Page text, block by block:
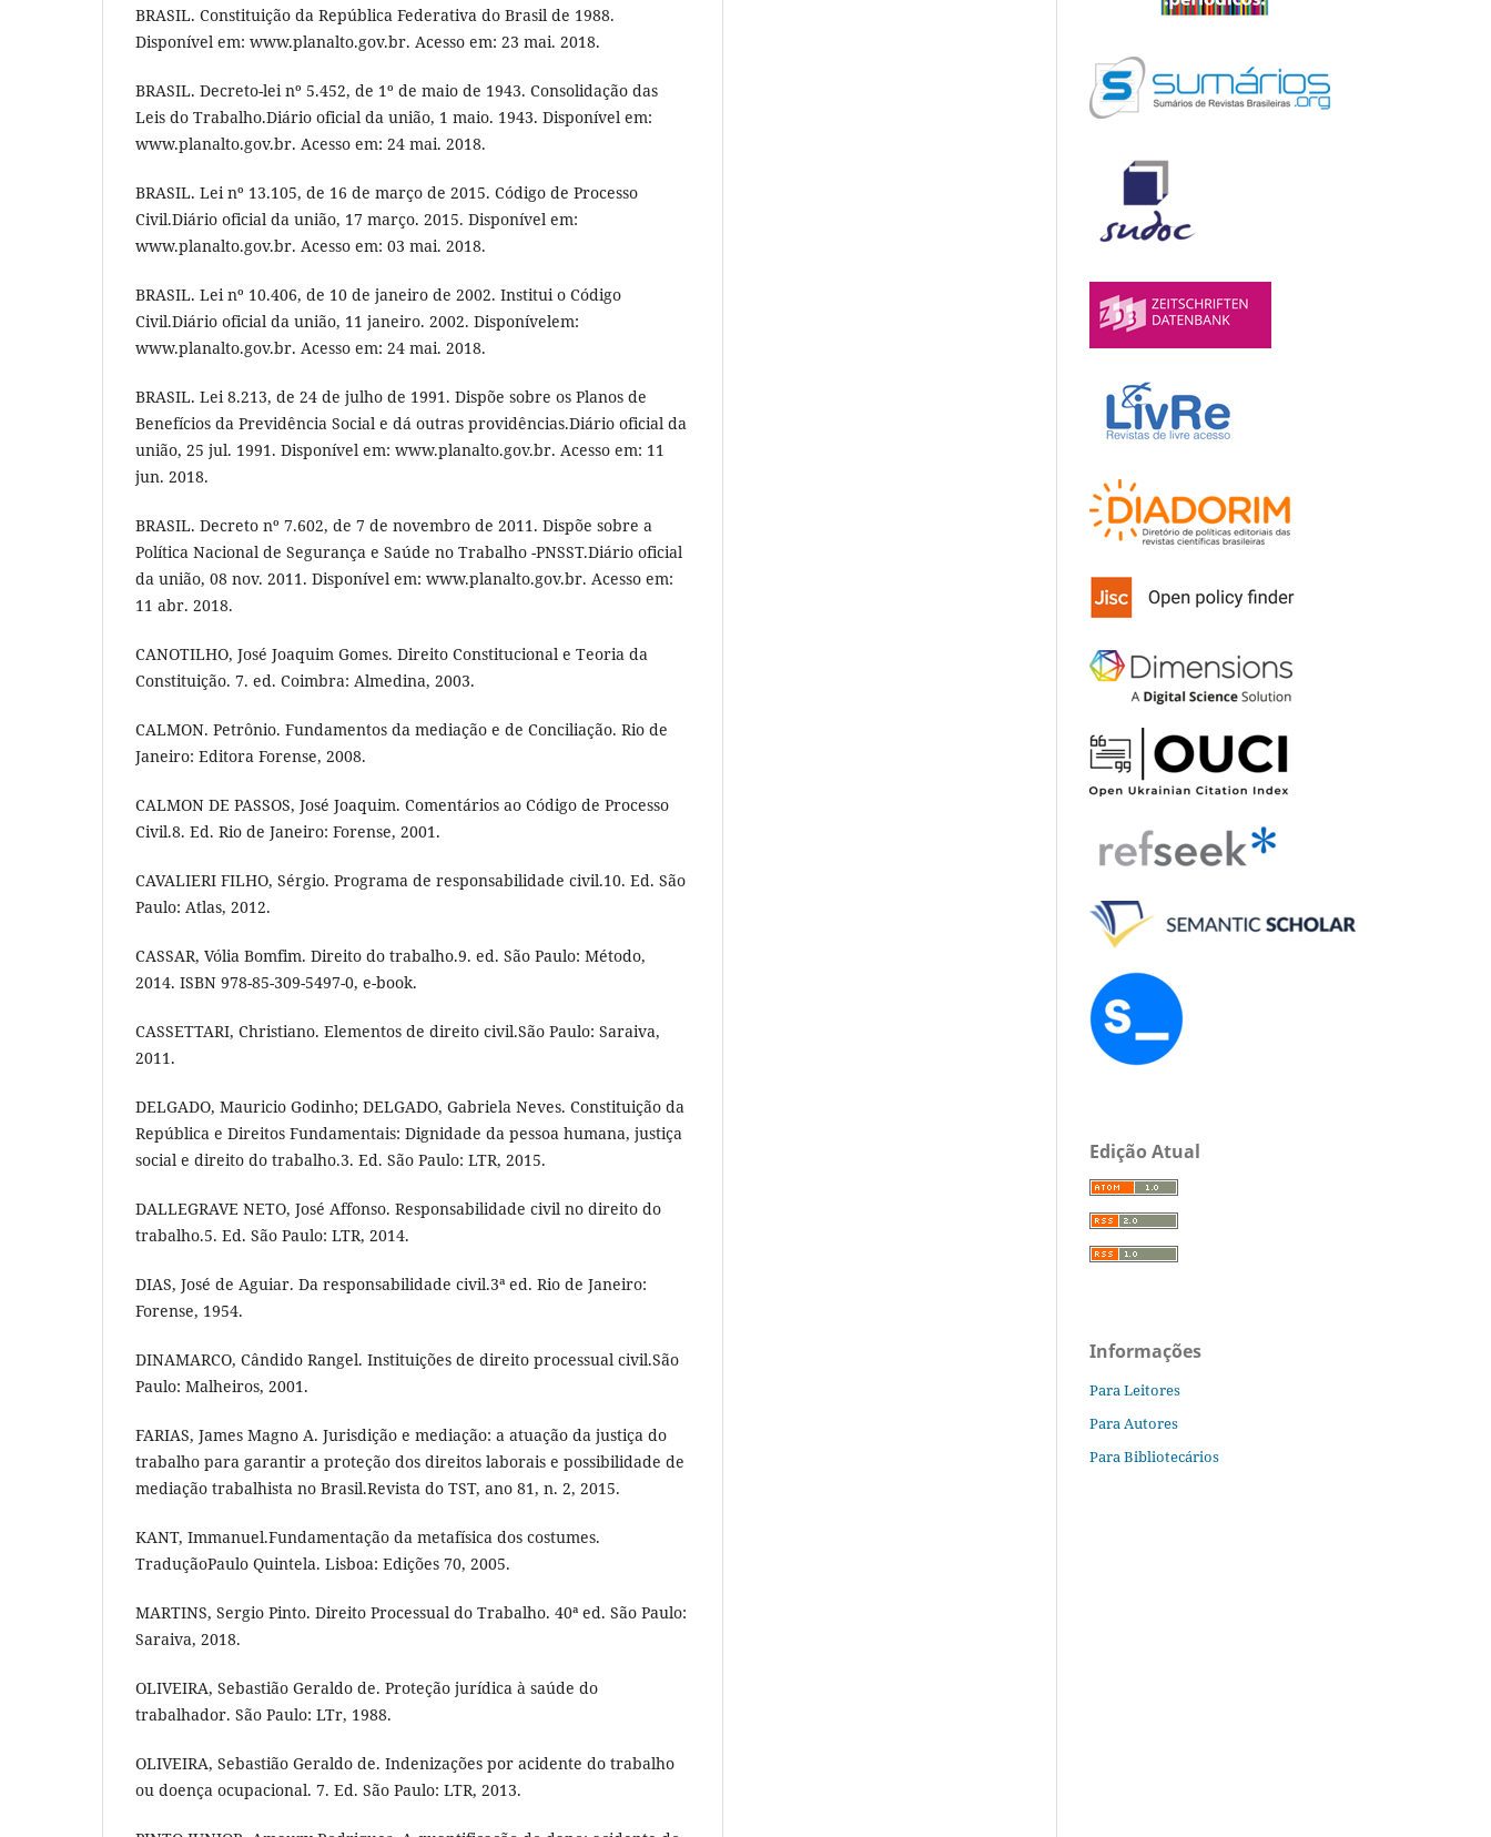
BRASIL. Constituição da República Federativa do Brasil de 1988.
Disponível em: www.planalto.gov.br. Acesso em: 23 mai. 2018.
BRASIL. Decreto-lei nº 5.452, de 1º de maio de 1943. Consolidação das
Leis do Trabalho.Diário oficial da união, 1 maio. 1943. Disponível em:
www.planalto.gov.br. Acesso em: 24 mai. 2018.
BRASIL. Lei nº 13.105, de 16 de março de 2015. Código de Processo
Civil.Diário oficial da união, 17 março. 2015. Disponível em:
www.planalto.gov.br. Acesso em: 03 mai. 2018.
BRASIL. Lei nº 10.406, de 10 de janeiro de 2002. Institui o Código
Civil.Diário oficial da união, 11 janeiro. 2002. Disponívelem:
www.planalto.gov.br. Acesso em: 24 mai. 2018.
BRASIL. Lei 8.213, de 24 de julho de 1991. Dispõe sobre os Planos de
Benefícios da Previdência Social e dá outras providências.Diário oficial da
união, 25 jul. 1991. Disponível em: www.planalto.gov.br. Acesso em: 11
jun. 2018.
BRASIL. Decreto nº 7.602, de 7 de novembro de 2011. Dispõe sobre a
Política Nacional de Segurança e Saúde no Trabalho -PNSST.Diário oficial
da união, 08 nov. 2011. Disponível em: www.planalto.gov.br. Acesso em:
11 abr. 2018.
CANOTILHO, José Joaquim Gomes. Direito Constitucional e Teoria da
Constituição. 7. ed. Coimbra: Almedina, 2003.
CALMON. Petrônio. Fundamentos da mediação e de Conciliação. Rio de
Janeiro: Editora Forense, 2008.
CALMON DE PASSOS, José Joaquim. Comentários ao Código de Processo
Civil.8. Ed. Rio de Janeiro: Forense, 2001.
CAVALIERI FILHO, Sérgio. Programa de responsabilidade civil.10. Ed. São
Paulo: Atlas, 2012.
CASSAR, Vólia Bomfim. Direito do trabalho.9. ed. São Paulo: Método,
2014. ISBN 978-85-309-5497-0, e-book.
CASSETTARI, Christiano. Elementos de direito civil.São Paulo: Saraiva,
2011.
DELGADO, Mauricio Godinho; DELGADO, Gabriela Neves. Constituição da
República e Direitos Fundamentais: Dignidade da pessoa humana, justiça
social e direito do trabalho.3. Ed. São Paulo: LTR, 2015.
DALLEGRAVE NETO, José Affonso. Responsabilidade civil no direito do
trabalho.5. Ed. São Paulo: LTR, 2014.
DIAS, José de Aguiar. Da responsabilidade civil.3ª ed. Rio de Janeiro:
Forense, 1954.
DINAMARCO, Cândido Rangel. Instituições de direito processual civil.São
Paulo: Malheiros, 2001.
FARIAS, James Magno A. Jurisdição e mediação: a atuação da justiça do
trabalho para garantir a proteção dos direitos laborais e possibilidade de
mediação trabalhista no Brasil.Revista do TST, ano 81, n. 2, 2015.
KANT, Immanuel.Fundamentação da metafísica dos costumes.
TraduçãoPaulo Quintela. Lisboa: Edições 70, 2005.
MARTINS, Sergio Pinto. Direito Processual do Trabalho. 40ª ed. São Paulo:
Saraiva, 2018.
OLIVEIRA, Sebastião Geraldo de. Proteção jurídica à saúde do
trabalhador. São Paulo: LTr, 1988.
OLIVEIRA, Sebastião Geraldo de. Indenizações por acidente do trabalho
ou doença ocupacional. 7. Ed. São Paulo: LTR, 2013.
Edição Atual
Informações
Para Leitores
Para Autores
Para Bibliotecários